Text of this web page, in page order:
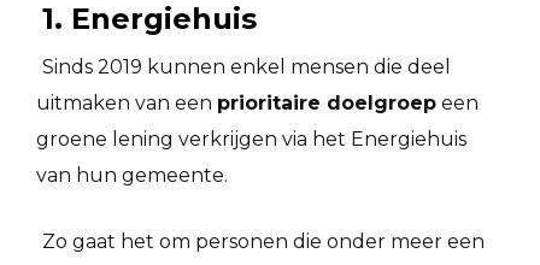
1. Energiehuis
Sinds 2019 kunnen enkel mensen die deel
uitmaken van een prioritaire doelgroep een
groene lening verkrijgen via het Energiehuis
van hun gemeente.
Zo gaat het om personen die onder meer een